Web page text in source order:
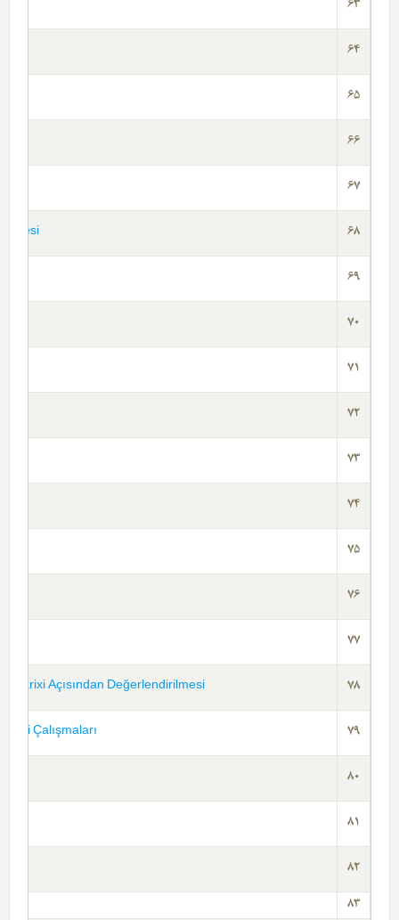
63
64
65
66
67
68
69
70
71
72
73
74
75
76
77
78
Tarixi Açısından Değerlendirilmesi
79
Çalışmaları
80
81
82
83